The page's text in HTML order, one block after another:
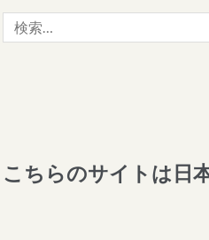
検
索:
こちらのサイトは日